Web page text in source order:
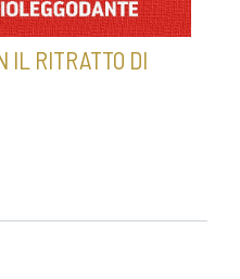
IL RITRATTO DI